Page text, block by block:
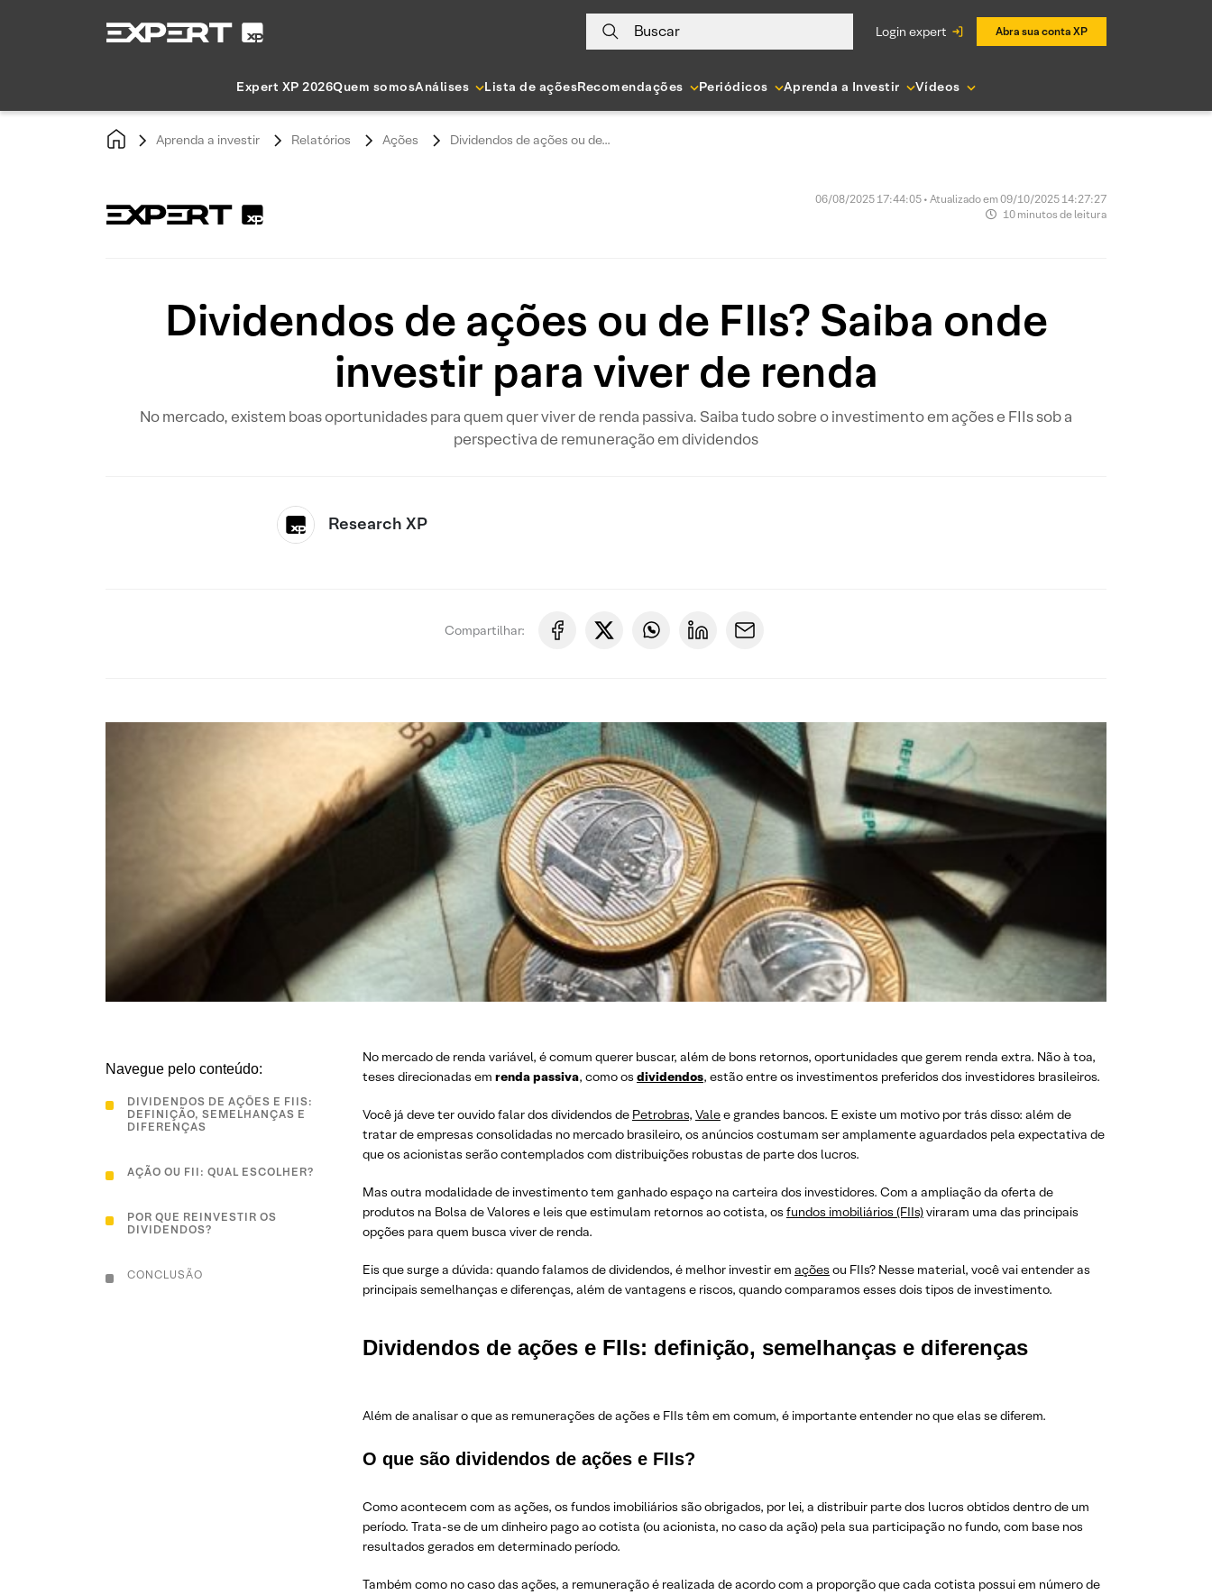
Buscar login expert Abra sua conta XP
Expert XP 2026Quem somosAnálises Lista de açõesRecomendações Periódicos Aprenda a Investir Vídeos
Aprenda a investir Relatórios Ações Dividendos de ações ou de...
06/08/2025 17:44:05 • Atualizado em 09/10/2025 14:27:27
10 minutos de leitura
Dividendos de ações ou de FIIs? Saiba onde
investir para viver de renda
No mercado, existem boas oportunidades para quem quer viver de renda passiva. Saiba tudo sobre o investimento em ações e FIIs sob a
perspectiva de remuneração em dividendos
Research XP
Compartilhar:
Navegue pelo conteúdo:
DIVIDENDOS DE AÇÕES E FIIS:
DEFINIÇÃO, SEMELHANÇAS E
DIFERENÇAS
AÇÃO OU FII: QUAL ESCOLHER?
POR QUE REINVESTIR OS
DIVIDENDOS?
CONCLUSÃO
No mercado de renda variável, é comum querer buscar, além de bons retornos, oportunidades que gerem renda extra. Não à toa,
teses direcionadas em renda passiva, como os dividendos, estão entre os investimentos preferidos dos investidores brasileiros.
Você já deve ter ouvido falar dos dividendos de Petrobras, Valee grandes bancos. E existe um motivo por trás disso: além de
tratar de empresas consolidadas no mercado brasileiro, os anúncios costumam ser amplamente aguardados pela expectativa de
que os acionistas serão contemplados com distribuições robustas de parte dos lucros.
Mas outra modalidade de investimento tem ganhado espaço na carteira dos investidores. Com a ampliação da oferta de
produtos na Bolsa de Valores e leis que estimulam retornos ao cotista, os fundos imobiliários (FIIs)viraram uma das principais
opções para quem busca viver de renda.
Eis que surge a dúvida: quando falamos de dividendos, é melhor investir em ações ou FIIs? Nesse material, você vai entender as
principais semelhanças e diferenças, além de vantagens e riscos, quando comparamos esses dois tipos de investimento.
Dividendos de ações e FIIs: definição, semelhanças e diferenças
Além de analisar o que as remunerações de ações e FIIs têm em comum, é importante entender no que elas se diferem.
O que são dividendos de ações e FIIs?
Como acontecem com as ações, os fundos imobiliários são obrigados, por lei, a distribuir parte dos lucros obtidos dentro de um
período. Trata-se de um dinheiro pago ao cotista (ou acionista, no caso da ação) pela sua participação no fundo, com base nos
resultados gerados em determinado período.
Também como no caso das ações, a remuneração é realizada de acordo com a proporção que cada cotista possui em número de